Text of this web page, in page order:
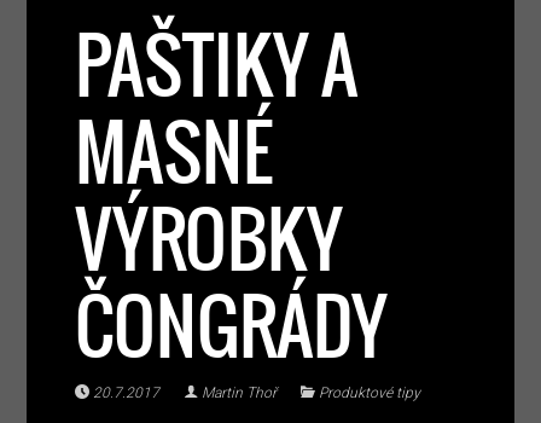
PAŠTIKY A
MASNÉ
VÝROBKY
ČONGRÁDY
20.7.2017 Martin Thoř Produktové tipy